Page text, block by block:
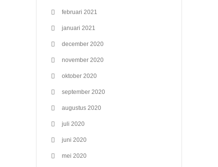
februari 2021
januari 2021
december 2020
november 2020
oktober 2020
september 2020
augustus 2020
juli 2020
juni 2020
mei 2020